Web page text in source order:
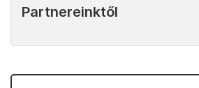
Partnereinktől